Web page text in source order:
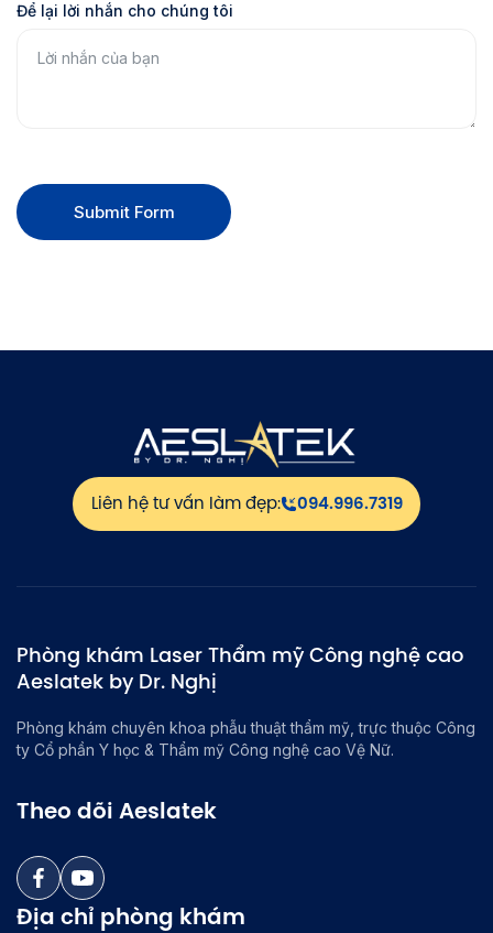
Để lại lời nhắn cho chúng tôi
Submit Form
Liên hệ tư vấn làm đẹp: 094.996.7319
Phòng khám Laser Thẩm mỹ Công nghệ cao
Aeslatek by Dr. Nghị
Phòng khám chuyên khoa phẫu thuật thẩm mỹ, trực thuộc Công
ty Cổ phần Y học & Thẩm mỹ Công nghệ cao Vệ Nữ.
Theo dõi Aeslatek
Địa chỉ phòng khám